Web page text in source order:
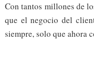
Con tantos millones de
que el negocio del
siempre, solo que ahora